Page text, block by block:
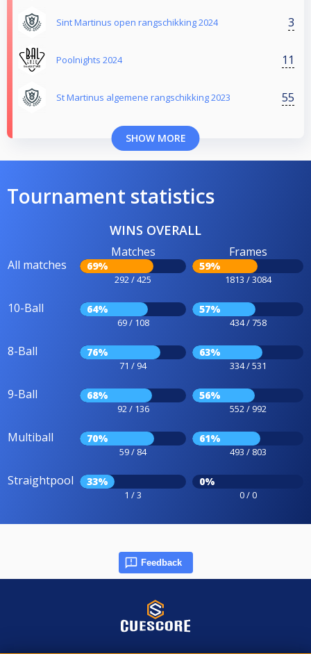
Sint Martinus open rangschikking 2024 3
Poolnights 2024 11
St Martinus algemene rangschikking 2023 55
SHOW MORE
Tournament statistics
WINS OVERALL
All matches
Matches
69%
292 / 425
Frames
59%
1813 / 3084
10-Ball 64%
69 / 108
57%
434 / 758
8-Ball 76%
71 / 94
63%
334 / 531
9-Ball 68%
92 / 136
56%
552 / 992
Multiball 70%
59 / 84
61%
493 / 803
Straightpool 33%
1 / 3
0%
0 / 0
Feedback